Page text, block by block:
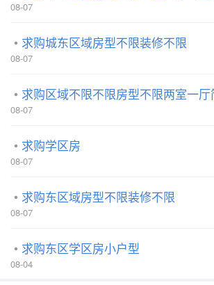
08-07
求购城东区域房型不限装修不限
08-07
求购区域不限不限房型不限两室一
08-07
求购学区房
08-07
求购东区域房型不限装修不限
08-07
求购东区学区房小户型
08-04